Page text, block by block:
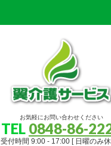
お気軽にお問い合わせください
TEL 0848-86-
受付時間 9:00 - 17:00 [ 日曜のみ